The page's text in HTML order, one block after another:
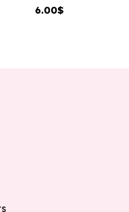
6.00$